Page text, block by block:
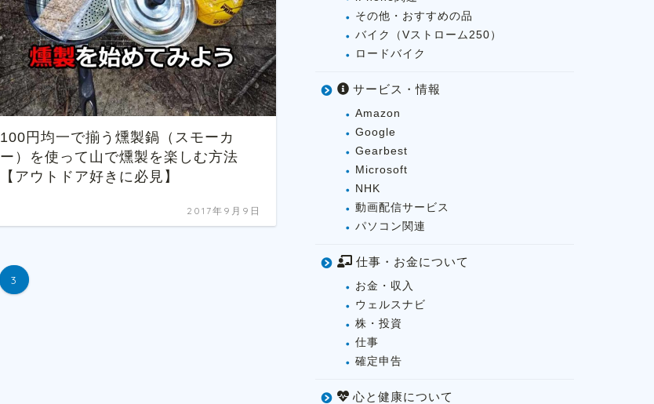
100円均一で揃う燻製鍋（スモーカ
ー）を使って山で燻製を楽しむ方法
【アウトドア好きに必見】
2017年9月9日
3
その他・おすすめの品
バイク（Vストローム250）
ロードバイク
サービス・情報
Amazon
Google
Gearbest
Microsoft
NHK
動画配信サービス
パソコン関連
仕事・お金について
お金・収入
ウェルスナビ
株・投資
仕事
確定申告
心と健康について